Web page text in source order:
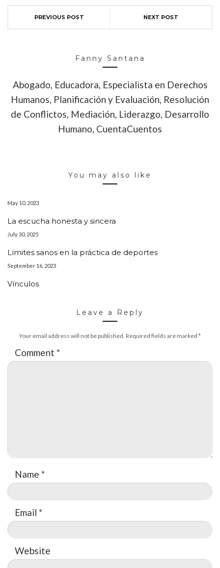
PREVIOUS POST NEXT POST
Fanny Santana
Abogado, Educadora, Especialista en Derechos
Humanos, Planificación y Evaluación, Resolución
de Conflictos, Mediación, Liderazgo, Desarrollo
Humano, CuentaCuentos
You may also like
May 10, 2023
La escucha honesta y sincera
July 30, 2025
Límites sanos en la práctica de deportes
September 16, 2023
Vínculos
Leave a Reply
Your email address will not be published. Required fields are marked *
Comment *
Name *
Email *
Website